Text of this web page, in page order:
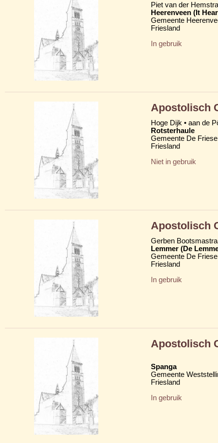
Piet van der
Heerenveen (It
Gemeente
Friesland
In gebruik
Apostolisch
Hoge Dijk • aan de
Rotsterhaule
Gemeente De
Friesland
Niet in gebruik
Apostolisch
Gerben
Lemmer (De
Gemeente De
Friesland
In gebruik
Apostolisch
Spanga
Gemeente
Friesland
In gebruik